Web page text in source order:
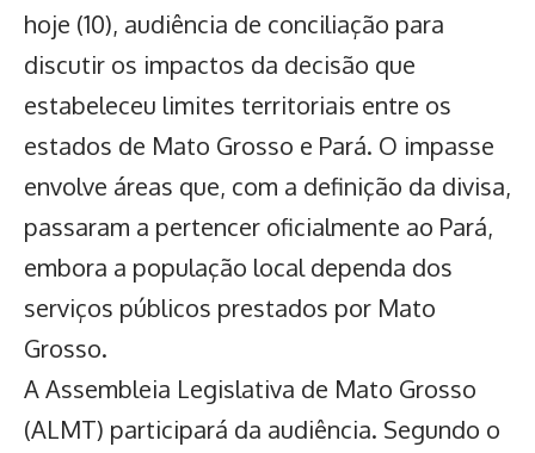
hoje (10), audiência de conciliação para
discutir os impactos da decisão que
estabeleceu limites territoriais entre os
estados de Mato Grosso e Pará. O impasse
envolve áreas que, com a definição da divisa,
passaram a pertencer oficialmente ao Pará,
embora a população local dependa dos
serviços públicos prestados por Mato
Grosso.
A Assembleia Legislativa de Mato Grosso
(ALMT) participará da audiência. Segundo o